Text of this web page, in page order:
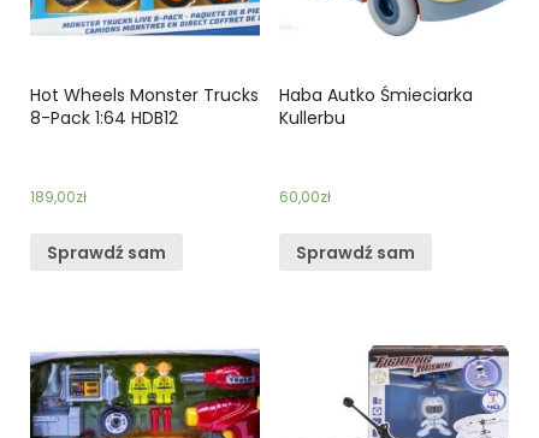
Hot Wheels Monster Trucks
8-Pack 1:64 HDB12
189,00zł
Sprawdź sam
Haba Autko Śmieciarka
Kullerbu
60,00zł
Sprawdź sam